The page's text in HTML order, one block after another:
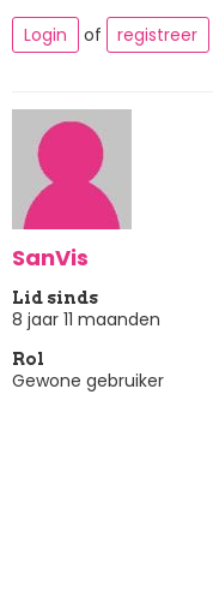
Login of registreer
SanVis
Lid sinds
8 jaar 11 maanden
Rol
Gewone gebruiker